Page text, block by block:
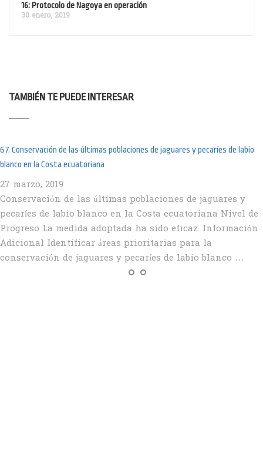
16: Protocolo de Nagoya en operación
30 enero, 2019
TAMBIÉN TE PUEDE INTERESAR
67. Conservación de las últimas poblaciones de jaguares y pecaríes de labio
blanco en la Costa ecuatoriana
27 marzo, 2019
Conservación de las últimas poblaciones de jaguares y
pecaríes de labio blanco en la Costa ecuatoriana Nivel de
Progreso La medida adoptada ha sido eficaz. Información
Adicional Identificar áreas prioritarias para la
conservación de jaguares y pecaríes de labio blanco …